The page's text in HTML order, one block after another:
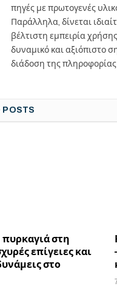
πηγές με πρωτογενές
Παράλληλα, δίνεται
βέλτιστη εμπειρία
δυναμικό και αξιόπιστο
διάδοση της
POSTS
πυρκαγιά στη
επίγειες και
στο